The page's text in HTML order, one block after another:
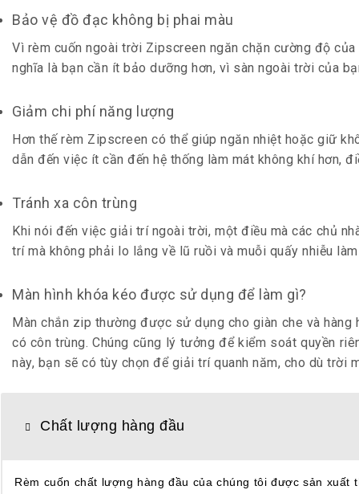
Bảo vệ đồ đạc không bị phai màu
Vì rèm cuốn ngoài trời Zipscreen ngăn chặn cường độ
nghĩa là bạn cần ít bảo dưỡng hơn, vì sàn ngoài trời của
Giảm chi phí năng lượng
Hơn thế rèm Zipscreen có thể giúp ngăn nhiệt hoặc giữ
dẫn đến việc ít cần đến hệ thống làm mát không khí hơn,
Tránh xa côn trùng
Khi nói đến việc giải trí ngoài trời, một điều mà các chủ
trí mà không phải lo lắng về lũ ruồi và muỗi quấy nhiễu
Màn hình khóa kéo được sử dụng để làm gì?
Màn chắn zip thường được sử dụng cho giàn che và
có côn trùng. Chúng cũng lý tưởng để kiểm soát quyền
này, bạn sẽ có tùy chọn để giải trí quanh năm, cho dù trời
Chất lượng hàng đầu
Rèm cuốn chất lượng hàng đầu của chúng tôi được sản